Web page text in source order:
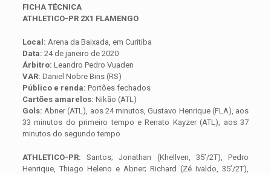
FICHA TÉCNICA
ATHLETICO-PR 2X1 FLAMENGO
Local: Arena da Baixada, em Curitiba
Data: 24 de janeiro de 2020
Árbitro: Leandro Pedro Vuaden
VAR: Daniel Nobre Bins (RS)
Público e renda: Portões fechados
Cartões amarelos: Nikão (ATL)
Gols: Abner (ATL), aos 24 minutos, Gustavo Henrique (FLA), aos
33 minutos do primeiro tempo e Renato Kayzer (ATL), aos 37
minutos do segundo tempo
ATHLETICO-PR: Santos; Jonathan (Khellven, 35’/2T), Pedro
Henrique, Thiago Heleno e Abner; Richard (Zé Ivaldo, 35’/2T),